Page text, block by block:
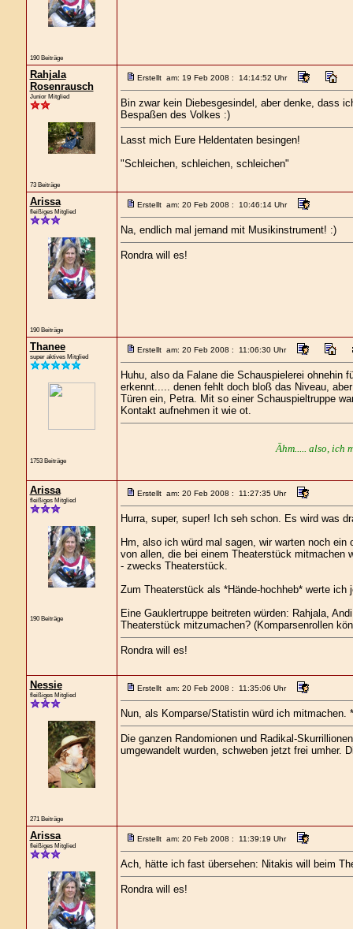
190 Beiträge
Rahjala
Rosenrausch
Junior Mitglied
73 Beiträge
Erstellt am: 19 Feb 2008 : 14:14:52 Uhr
Bin zwar kein Diebesgesindel, aber denke, dass
Bespaßen des Volkes :)
Lasst mich Eure Heldentaten besingen!
"Schleichen, schleichen, schleichen"
Arissa
fleißiges Mitglied
190 Beiträge
Erstellt am: 20 Feb 2008 : 10:46:14 Uhr
Na, endlich mal jemand mit Musikinstrument! :)
Rondra will es!
Thanee
super aktives Mitglied
1753 Beiträge
Erstellt am: 20 Feb 2008 : 11:06:30 Uhr
Huhu, also da Falane die Schauspielerei ohnehin
erkennt..... denen fehlt doch bloß das Niveau,
Türen ein, Petra. Mit so einer Schauspieltruppe
Kontakt aufnehmen it wie ot.
Ähm..... also, ich
Arissa
fleißiges Mitglied
190 Beiträge
Erstellt am: 20 Feb 2008 : 11:27:35 Uhr
Hurra, super, super! Ich seh schon. Es wird was
Hm, also ich würd mal sagen, wir warten noch
von allen, die bei einem Theaterstück mitmachen
- zwecks Theaterstück.
Zum Theaterstück als *Hände-hochheb* werte
Eine Gauklertruppe beitreten würden: Rahjala,
Theaterstück mitzumachen? (Komparsenrollen
Rondra will es!
Nessie
fleißiges Mitglied
271 Beiträge
Erstellt am: 20 Feb 2008 : 11:35:06 Uhr
Nun, als Komparse/Statistin würd ich mitmachen.
Die ganzen Randomionen und Radikal-
umgewandelt wurden, schweben jetzt frei umher.
Arissa
fleißiges Mitglied
Erstellt am: 20 Feb 2008 : 11:39:19 Uhr
Ach, hätte ich fast übersehen: Nitakis will beim
Rondra will es!